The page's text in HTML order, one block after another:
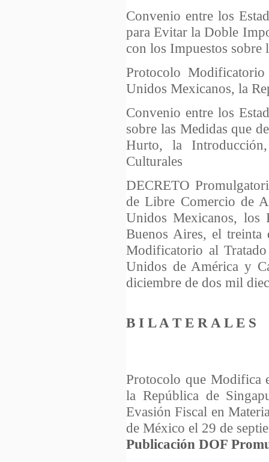
Convenio entre los
para Evitar la Doble
con los Impuestos sobre
Protocolo
Unidos Mexicanos, la
Convenio entre los
sobre las Medidas que
Hurto, la
Culturales
DECRETO
de Libre Comercio de
Unidos Mexicanos, los
Buenos Aires, el
Modificatorio al
Unidos de América y
diciembre de dos mil
B I L A T E R A L E S
Protocolo que Modifica
la República de
Evasión Fiscal en
de México el 29 de
Publicación DOF